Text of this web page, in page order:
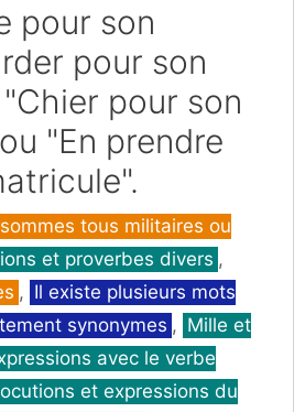
pour son
pour son
pour son
"En prendre
tous militaires ou
et proverbes divers ,
, Il existe plusieurs mots
synonymes , Mille et
avec le verbe
et expressions du